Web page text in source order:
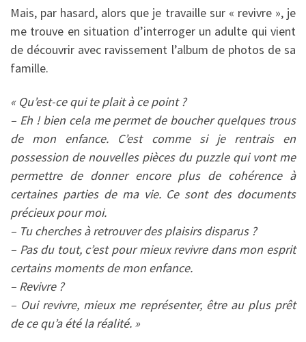
Mais, par hasard, alors que je travaille sur « revivre », je
me trouve en situation d’interroger un adulte qui vient
de découvrir avec ravissement l’album de photos de sa
famille.
« Qu’est-ce qui te plait à ce point ?
– Eh ! bien cela me permet de boucher quelques trous
de mon enfance. C’est comme si je rentrais en
possession de nouvelles pièces du puzzle qui vont me
permettre de donner encore plus de cohérence à
certaines parties de ma vie. Ce sont des documents
précieux pour moi.
– Tu cherches à retrouver des plaisirs disparus ?
– Pas du tout, c’est pour mieux revivre dans mon esprit
certains moments de mon enfance.
– Revivre ?
– Oui revivre, mieux me représenter, être au plus prêt
de ce qu’a été la réalité. »